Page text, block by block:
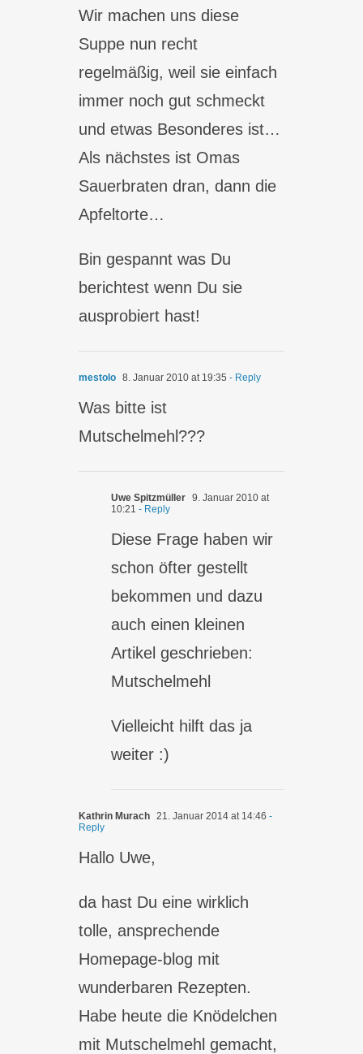
Wir machen uns diese
Suppe nun recht
regelmäßig, weil sie einfach
immer noch gut schmeckt
und etwas Besonderes ist…
Als nächstes ist Omas
Sauerbraten dran, dann die
Apfeltorte…
Bin gespannt was Du
berichtest wenn Du sie
ausprobiert hast!
mestolo 8. Januar 2010 at 19:35 - Reply
Was bitte ist
Mutschelmehl???
Uwe Spitzmüller 9. Januar 2010 at
10:21 - Reply
Diese Frage haben wir
schon öfter gestellt
bekommen und dazu
auch einen kleinen
Artikel geschrieben:
Mutschelmehl
Vielleicht hilft das ja
weiter :)
Kathrin Murach 21. Januar 2014 at 14:46 -
Reply
Hallo Uwe,
da hast Du eine wirklich
tolle, ansprechende
Homepage-blog mit
wunderbaren Rezepten.
Habe heute die Knödelchen
mit Mutschelmehl gemacht,